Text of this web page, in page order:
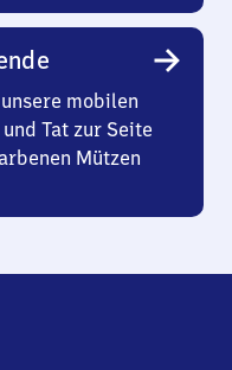
mobilen
Tat zur Seite
Mützen